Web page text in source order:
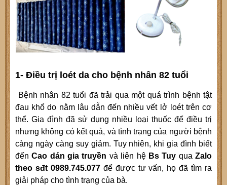
1- Điều trị loét da cho bệnh nhân 82 tuổi
Bệnh nhân 82 tuổi đã trải qua một quá trình bệnh tật
đau khổ do nằm lâu dẫn đến nhiều vết lở loét trên cơ
thể. Gia đình đã sử dụng nhiều loại thuốc để điều trị
nhưng không có kết quả, và tình trạng của người bệnh
càng ngày càng suy giảm. Tuy nhiên, khi gia đình biết
đếnCao dán gia truyền và liên hệ Bs Tuy quaZalo
theo sđt 0989.745.077 để được tư vấn, họ đã tìm ra
giải pháp cho tình trạng của bà.